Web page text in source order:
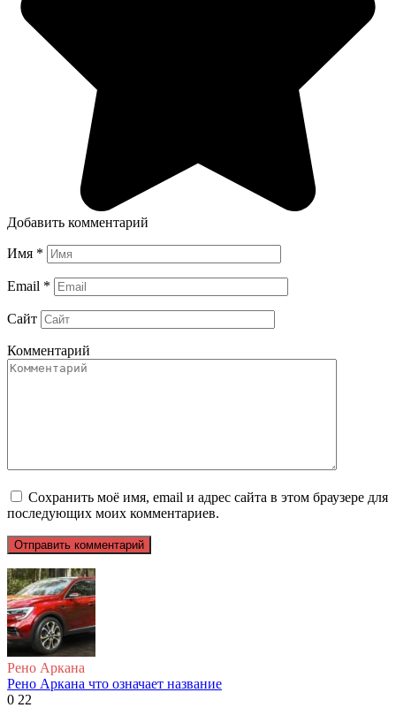
Добавить комментарий
Имя *
Email *
Сайт
Комментарий
Сохранить моё имя, email и адрес сайта в этом браузере для
последующих моих комментариев.
Рено Аркана
Рено Аркана что означает название
0 22